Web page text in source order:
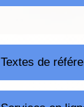
Textes de